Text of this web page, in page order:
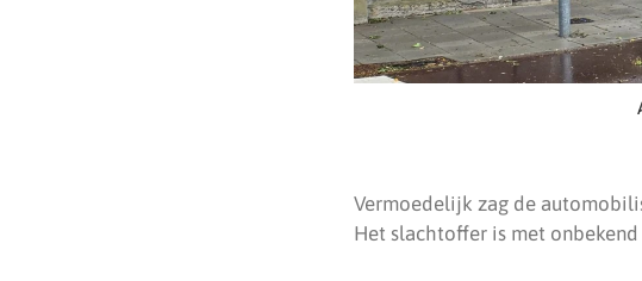
Vermoedelijk zag de
Het slachtoffer is met